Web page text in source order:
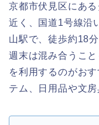
京都市伏見区にあ
近く、国道1号線沿
山駅で、徒歩約18
週末は混み合うこ
を利用するのがお
テム、日用品や文